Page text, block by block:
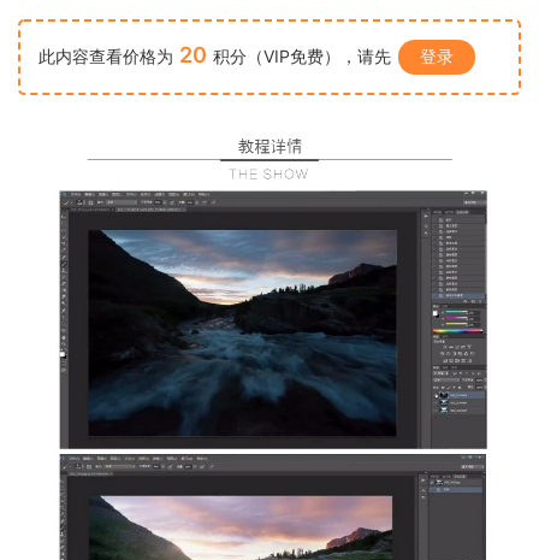
此内容查看价格为 20 积分（VIP免费），请先 登录